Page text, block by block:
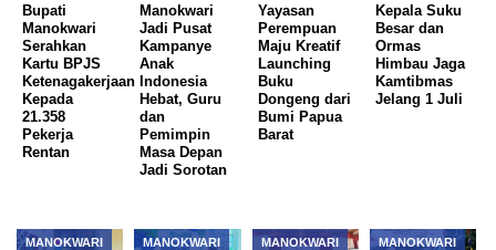
Bupati
Manokwari
Serahkan
Kartu BPJS
Ketenagakerjaan
Kepada
21.358
Pekerja
Rentan
Manokwari
Jadi Pusat
Kampanye
Anak
Indonesia
Hebat, Guru
dan
Pemimpin
Masa Depan
Jadi Sorotan
Yayasan
Perempuan
Maju Kreatif
Launching
Buku
Dongeng dari
Bumi Papua
Barat
Kepala Suku
Besar dan
Ormas
Himbau Jaga
Kamtibmas
Jelang 1 Juli
MANOKWARI MANOKWARI MANOKWARI MANOKWARI